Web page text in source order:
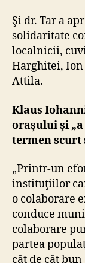
Şi dr. Tar a
solidaritate
localnicii,
Harghitei,
Attila.
Klaus
oraşului şi
termen scurt
„Printr-un
instituţiilor
o colaborare
conduce
colaborare
partea
cât de cât